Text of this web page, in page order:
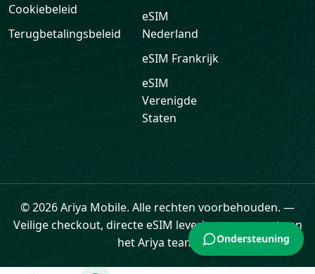
Cookiebeleid
Terugbetalingsbeleid
eSIM
Nederland
eSIM Frankrijk
eSIM
Verenigde
Staten
© 2026 Ariya Mobile. Alle rechten voorbehouden. —
Veilige checkout, directe eSIM levering en support van
het Ariya team.
Cadeaukaarten Data Profiel
Ondersteuning